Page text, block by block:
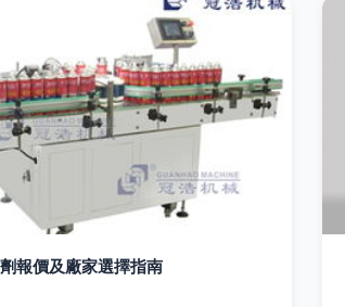
報價及廠家選擇指南